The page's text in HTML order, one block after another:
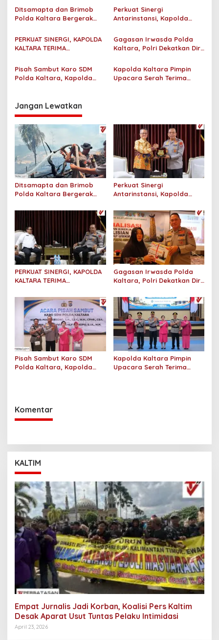
s
i
o
Ditsamapta dan Brimob
Polda Kaltara Bergerak
Kebakaran Lahan Gambut
2 Hektar di Bulungan
Perkuat Sinergi
Antarinstansi, Kapolda
Pratama Tanjung Redeb
dan KPP Pratama Tarakan
PERKUAT SINERGI, KAPOLDA
KALTARA TERIMA
ATR/BPN PROVINSI
KALIMANTAN UTARA
Gagasan Irwasda Polda
Kaltara, Polri Dekatkan Diri
Sosialisasi dan Workshop
Digital Marketing
Pisah Sambut Karo SDM
Polda Kaltara, Kapolda
Berkeadilan
Kapolda Kaltara Pimpin
Upacara Serah Terima
Jangan Lewatkan
Ditsamapta dan Brimob
Polda Kaltara Bergerak
Kebakaran Lahan Gambut
Perkuat Sinergi
Antarinstansi, Kapolda
Pratama Tanjung Redeb
dan KPP Pratama Tarakan
PERKUAT SINERGI, KAPOLDA
KALTARA TERIMA
ATR/BPN PROVINSI
KALIMANTAN UTARA
Gagasan Irwasda Polda
Kaltara, Polri Dekatkan Diri
Sosialisasi dan Workshop
Digital Marketing
Pisah Sambut Karo SDM
Polda Kaltara, Kapolda
Kapolda Kaltara Pimpin
Upacara Serah Terima
Komentar
KALTIM
Empat Jurnalis Jadi Korban, Koalisi Pers Kaltim
Desak Aparat Usut Tuntas Pelaku Intimidasi
April 23, 2026